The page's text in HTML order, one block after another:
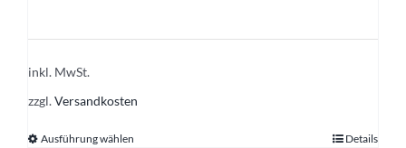
inkl. MwSt.
zzgl.Versandkosten
Ausführung wählen Details